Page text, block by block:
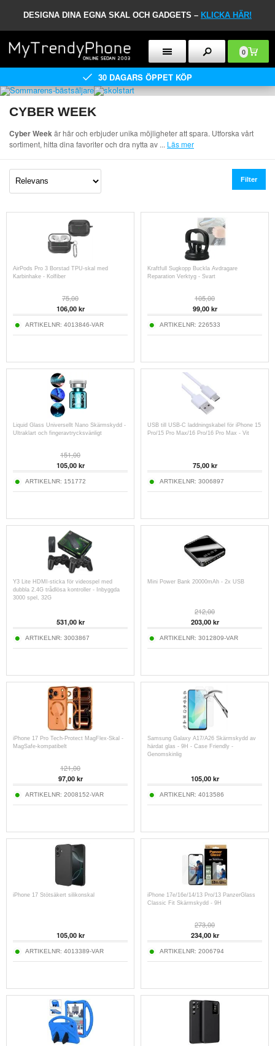
DESIGNA DINA EGNA SKAL OCH GADGETS – KLICKA HÄR!
0
30 DAGARS ÖPPET KÖP
CYBER WEEK
Cyber Weekär här och erbjuder unika möjligheter att spara. Utforska vårt
sortiment, hitta dina favoriter och dra nytta av ... Läs mer
Filter
AirPods Pro 3 Borstad TPU-skal med
Karbinhake - Kolfiber
75,00
106,00 kr
ARTIKELNR: 4013846-VAR
Kraftfull Sugkopp Buckla Avdragare
Reparation Verktyg - Svart
105,00
99,00 kr
ARTIKELNR: 226533
Liquid Glass Universellt Nano Skärmskydd -
Ultraklart och fingeravtrycksvänligt
151,00
105,00 kr
ARTIKELNR: 151772
USB till USB-C laddningskabel för iPhone 15
Pro/15 Pro Max/16 Pro/16 Pro Max - Vit
75,00 kr
ARTIKELNR: 3006897
Y3 Lite HDMI-sticka för videospel med
dubbla 2.4G trådlösa kontroller - Inbyggda
3000 spel, 32G
531,00 kr
ARTIKELNR: 3003867
Mini Power Bank 20000mAh - 2x USB
212,00
203,00 kr
ARTIKELNR: 3012809-VAR
iPhone 17 Pro Tech-Protect MagFlex-Skal -
MagSafe-kompatibelt
121,00
97,00 kr
ARTIKELNR: 2008152-VAR
Samsung Galaxy A17/A26 Skärmskydd av
härdat glas - 9H - Case Friendly -
Genomskinlig
105,00 kr
ARTIKELNR: 4013586
iPhone 17 Stötsäkert silikonskal
105,00 kr
ARTIKELNR: 4013389-VAR
iPhone 17e/16e/14/13 Pro/13 PanzerGlass
Classic Fit Skärmskydd - 9H
273,00
234,00 kr
ARTIKELNR: 2006794